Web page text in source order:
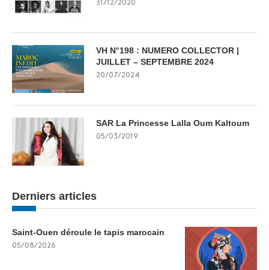
31/12/2020
VH N°198 : NUMERO COLLECTOR |
JUILLET – SEPTEMBRE 2024
20/07/2024
SAR La Princesse Lalla Oum Kaltoum
05/03/2019
Derniers articles
Saint-Ouen déroule le tapis marocain
05/08/2026